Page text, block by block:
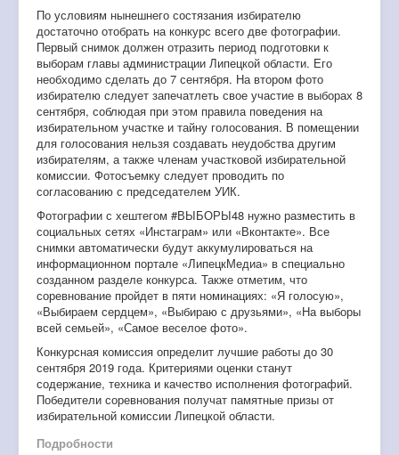
По условиям нынешнего состязания избирателю
достаточно отобрать на конкурс всего две фотографии.
Первый снимок должен отразить период подготовки к
выборам главы администрации Липецкой области. Его
необходимо сделать до 7 сентября. На втором фото
избирателю следует запечатлеть свое участие в выборах 8
сентября, соблюдая при этом правила поведения на
избирательном участке и тайну голосования. В помещении
для голосования нельзя создавать неудобства другим
избирателям, а также членам участковой избирательной
комиссии. Фотосъемку следует проводить по
согласованию с председателем УИК.
Фотографии с хештегом #ВЫБОРЫ48 нужно разместить в
социальных сетях «Инстаграм» или «Вконтакте». Все
снимки автоматически будут аккумулироваться на
информационном портале «ЛипецкМедиа» в специально
созданном разделе конкурса. Также отметим, что
соревнование пройдет в пяти номинациях: «Я голосую»,
«Выбираем сердцем», «Выбираю с друзьями», «На выборы
всей семьей», «Самое веселое фото».
Конкурсная комиссия определит лучшие работы до 30
сентября 2019 года. Критериями оценки станут
содержание, техника и качество исполнения фотографий.
Победители соревнования получат памятные призы от
избирательной комиссии Липецкой области.
Подробности